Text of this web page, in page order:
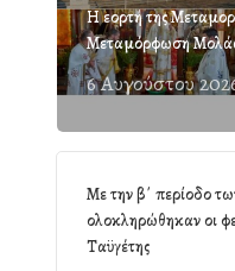
Η εορτή της
Μεταμόρφωση
6 Αυγούστου
Με την β΄ περίοδο
ολοκληρώθηκαν οι
Ταϋγέτης